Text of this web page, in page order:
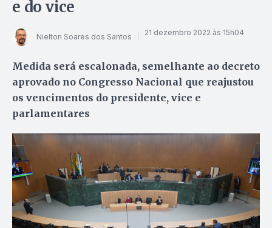
e do vice
Nielton Soares dos Santos 21 dezembro 2022 às 15h04
Medida será escalonada, semelhante ao decreto
aprovado no Congresso Nacional que reajustou
os vencimentos do presidente, vice e
parlamentares